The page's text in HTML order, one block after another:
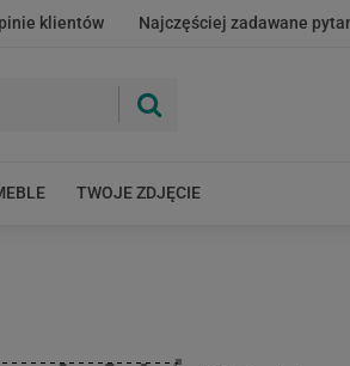
klientów Najczęściej zadawane
TWOJE ZDJĘCIE